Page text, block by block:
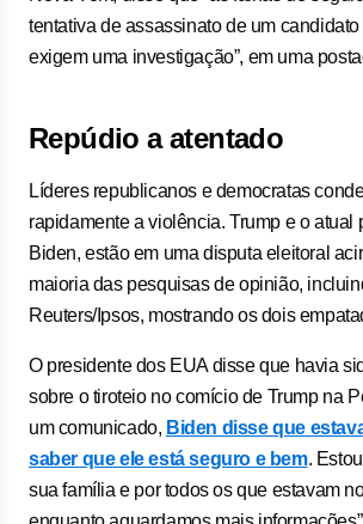
tentativa de assassinato de um candidato
exigem uma investigação”, em uma
Repúdio a atentado
Líderes republicanos e democratas
rapidamente a violência. Trump e o atual
Biden, estão em uma disputa eleitoral
maioria das pesquisas de opinião,
Reuters/Ipsos, mostrando os dois
O presidente dos EUA disse que havia
sobre o tiroteio no comício de Trump na
um comunicado, Biden disse que
saber que ele está seguro e bem.
sua família e por todos os que estavam